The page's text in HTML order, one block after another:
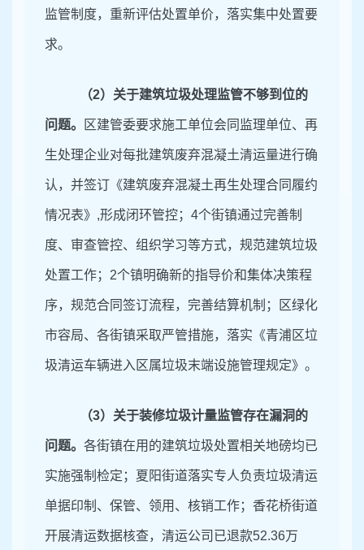
监管制度，重新评估处置单价，落实集中处置要
求。
（2）关于建筑垃圾处理监管不够到位的
问题。 区建管委要求施工单位会同监理单位、再
生处理企业对每批建筑废弃混凝土清运量进行确
认，并签订《建筑废弃混凝土再生处理合同履约
情况表》 ,形成闭环管控；4个街镇通过完善制
度、审查管控、组织学习等方式，规范建筑垃圾
处置工作；2个镇明确新的指导价和集体决策程
序，规范合同签订流程，完善结算机制；区绿化
市容局、各街镇采取严管措施，落实《青浦区垃
圾清运车辆进入区属垃圾末端设施管理规定》。
（3）关于装修垃圾计量监管存在漏洞的
问题。 各街镇在用的建筑垃圾处置相关地磅均已
实施强制检定；夏阳街道落实专人负责垃圾清运
单据印制、保管、领用、核销工作；香花桥街道
开展清运数据核查，清运公司已退款52.36万